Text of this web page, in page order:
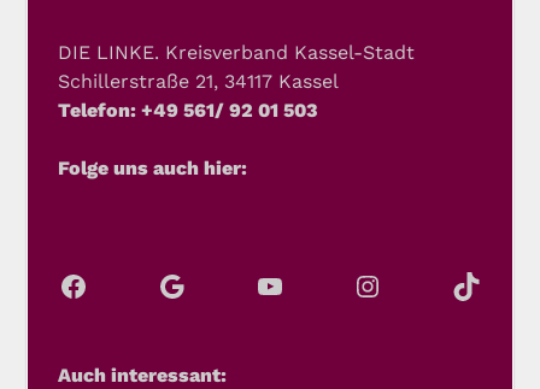
DIE LINKE. Kreisverband Kassel-Stadt
Schillerstraße 21, 34117 Kassel
Telefon: +49 561/ 92 01 503
Folge uns auch hier:
Auch interessant: